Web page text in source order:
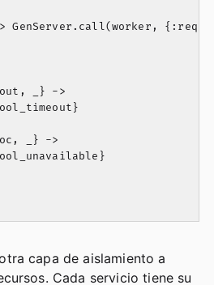
GenServer.call(worker,
_} ->
_} ->
capa de aislamiento a
Cada servicio tiene su